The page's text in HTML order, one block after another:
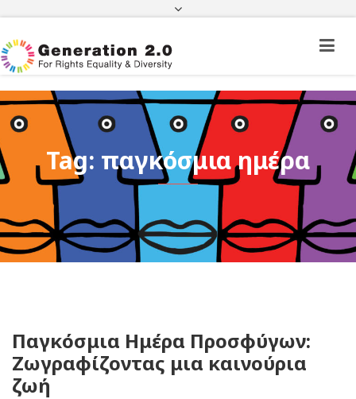
Πορεία Φακέλου Πολίτη Τρίτης Χώρας
Πορεία Φακέλου Ιθαγένειας
e-paravolo
FacebookTwitter Instagram
YoutubeLinkedin
Tag: παγκόσμια ημέρα
Παγκόσμια Ημέρα Προσφύγων:
Ζωγραφίζοντας μια καινούρια
ζωή